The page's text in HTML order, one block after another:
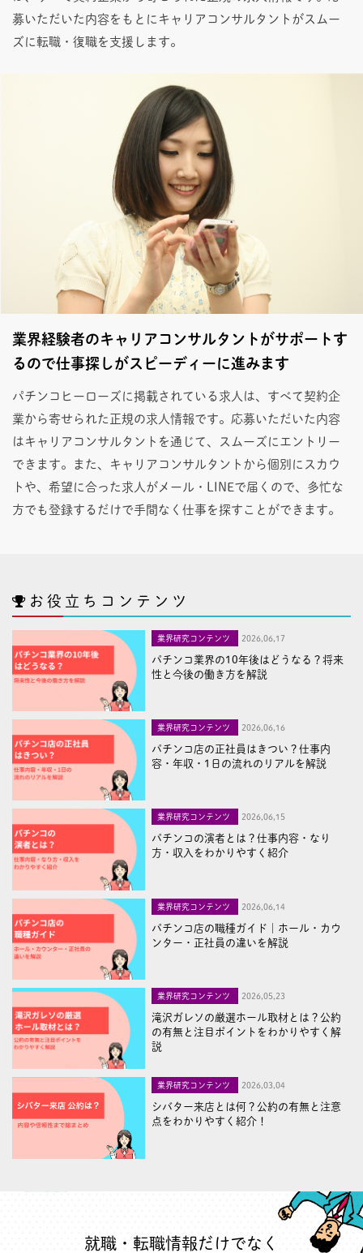
募いただいた内容をもとにキャリアコンサルタントがスムー
ズに転職・復職を支援します。
業界経験者のキャリアコンサルタントがサポートす
るので仕事探しがスピーディーに進みます
パチンコヒーローズに掲載されている求人は、すべて契約企
業から寄せられた正規の求人情報です。応募いただいた内容
はキャリアコンサルタントを通じて、スムーズにエントリー
できます。また、キャリアコンサルタントから個別にスカウ
トや、希望に合った求人がメール・LINEで届くので、多忙な
方でも登録するだけで手間なく仕事を探すことができます。
お役立ちコンテンツ
業界研究コンテンツ 2026,06,17
パチンコ業界の10年後はどうなる？将来
性と今後の働き方を解説
業界研究コンテンツ 2026,06,16
パチンコ店の正社員はきつい？仕事内
容・年収・1日の流れのリアルを解説
業界研究コンテンツ 2026,06,15
パチンコの演者とは？仕事内容・なり
方・収入をわかりやすく紹介
業界研究コンテンツ 2026,06,14
パチンコ店の職種ガイド｜ホール・カウ
ンター・正社員の違いを解説
業界研究コンテンツ 2026,05,23
滝沢ガレソの厳選ホール取材とは？公約
の有無と注目ポイントをわかりやすく解
説
業界研究コンテンツ 2026,03,04
シバター来店とは何？公約の有無と注意
点をわかりやすく紹介！
就職・転職情報だけでなく